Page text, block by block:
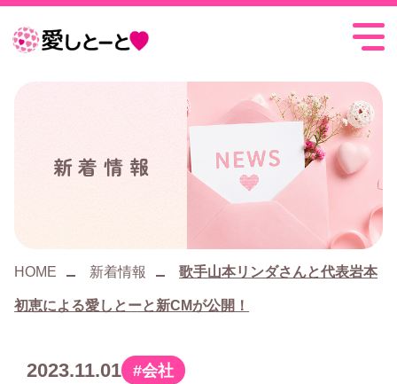
愛
新着情報
HOME 新着情報 歌手山本リンダさんと代表岩本
初恵による愛しとーと新CMが公開！
2023.11.01カ 会社